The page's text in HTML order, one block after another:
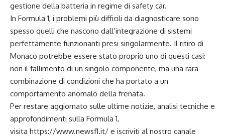
gestione della batteria in regime di safety car.
In Formula 1, i problemi più difficili da diagnosticare sono
spesso quelli che nascono dall’integrazione di sistemi
perfettamente funzionanti presi singolarmente. Il ritiro di
Monaco potrebbe essere stato proprio uno di questi casi:
non il fallimento di un singolo componente, ma una rara
combinazione di condizioni che ha portato a un
comportamento anomalo della frenata.
Per restare aggiornato sulle ultime notizie, analisi tecniche e
approfondimenti sulla Formula 1,
visita https://www.newsf1.it/ e iscriviti al nostro canale